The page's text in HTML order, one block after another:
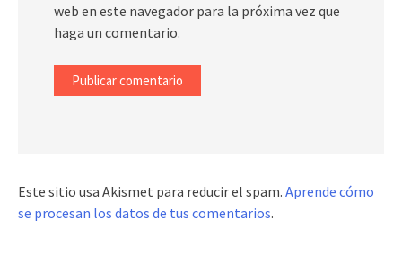
web en este navegador para la próxima vez que
haga un comentario.
Este sitio usa Akismet para reducir el spam. Aprende cómo
se procesan los datos de tus comentarios.